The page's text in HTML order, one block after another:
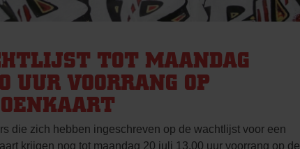
TOT MAANDAG
UUR VOORRANG OP
die zich hebben ingeschreven op de wachtlijst voor een
krijgen nog tot maandag 20 juli 13.00 uur voorrang op de